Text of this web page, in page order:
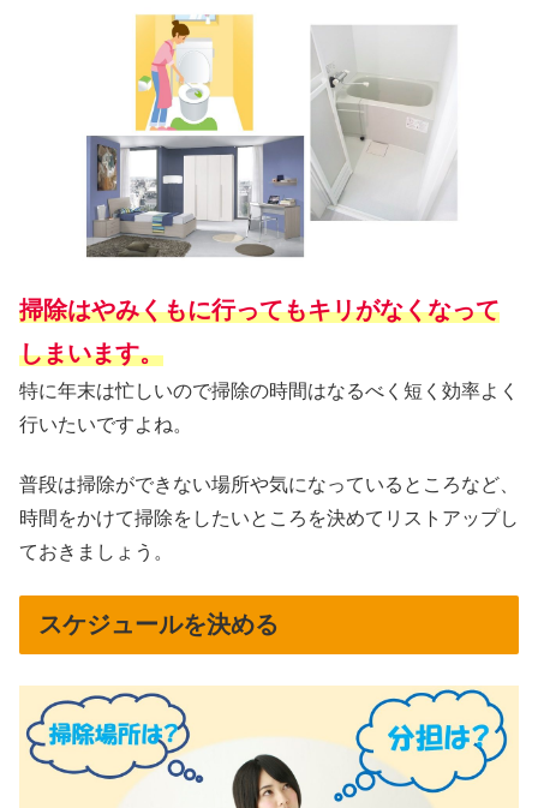
掃除はやみくもに行ってもキリがなくなって
しまいます。
特に年末は忙しいので掃除の時間はなるべく短く効率よく
行いたいですよね。
普段は掃除ができない場所や気になっているところなど、
時間をかけて掃除をしたいところを決めてリストアップし
ておきましょう。
スケジュールを決める